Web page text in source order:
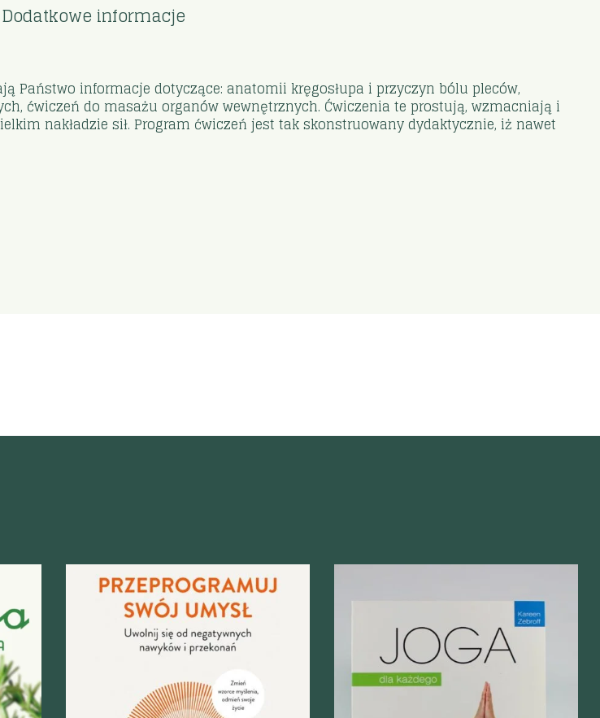
Dodatkowe informacje
Państwo informacje dotyczące: anatomii kręgosłupa i przyczyn bólu pleców,
ćwiczeń do masażu organów wewnętrznych. Ćwiczenia te prostują, wzmacniają i
nakładzie sił. Program ćwiczeń jest tak skonstruowany dydaktycznie, iż na­wet